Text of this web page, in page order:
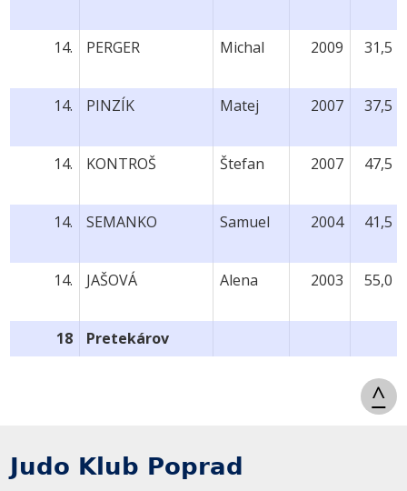
14.
PERGER Michal 2009 31,5
14.
PINZÍK Matej 2007 37,5
14.
KONTROŠ Štefan 2007 47,5
14.
SEMANKO Samuel 2004 41,5
14.
JAŠOVÁ Alena 2003 55,0
18
Pretekárov
^
Judo Klub Poprad